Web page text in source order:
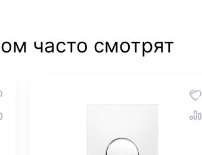
часто смотрят